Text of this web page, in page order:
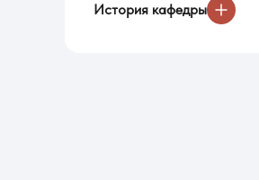
История кафедры